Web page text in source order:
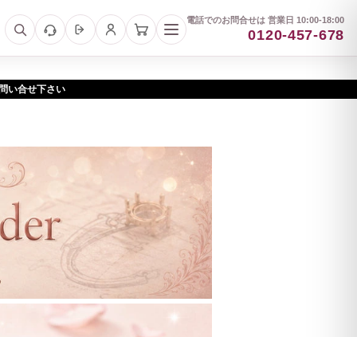
い合せ下さい
電話でのお問合せは 営業日 10:00-18:00
0120-457-678